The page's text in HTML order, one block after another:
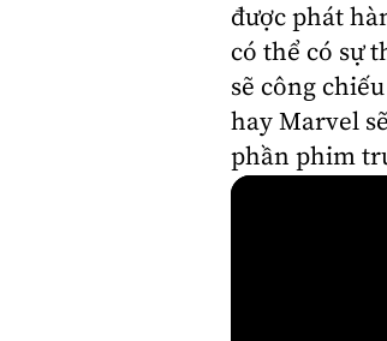
được phát
có thể có sự
sẽ công
hay Marvel
phần phim